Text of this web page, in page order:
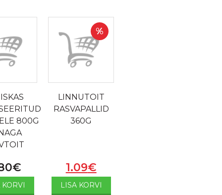
800G
€
KORVI
%
LINNUTOIT
RASVAPALLID
360G
1.09€
LISA KORVI